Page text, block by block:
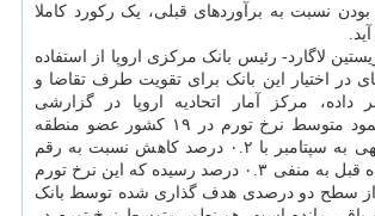
نسبت به برآوردهای قبلی، یک رکورد کاملا
لاگارد- رئیس بانک مرکزی اروپا از استفاده
در اختیار این بانک برای تقویت طرف تقاضا و
داده، مرکز آمار اتحادیه اروپا در گزارشی
ناامیدکننده اعلام نمود متوسط نرخ تورم در ۱۹ کشور عضو منطقه
یورو در ۱۲ماه منتهی به سپتامبر با ۰.۲ درصد کاهش نسبت به رقم
مشابه منتهی به ماه قبل به منفی ۰.۳ درصد رسیده که این نرخ تورم
از سطح دو درصدی هدف گذاری شده توسط بانک